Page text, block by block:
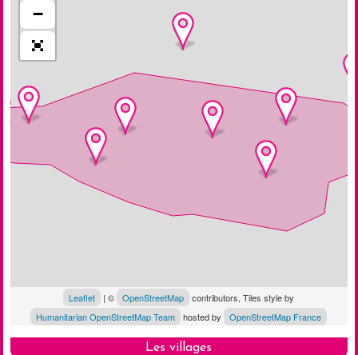
−
Leaflet | © OpenStreetMap
contributors, Tiles style by
Humanitarian OpenStreetMap Team
hosted by OpenStreetMap France
Les villages